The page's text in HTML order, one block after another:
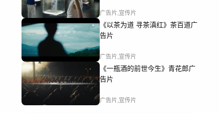
广告片,宣传片
《以茶为道 寻茶滇红》茶百道广
告片
广告片,宣传片
《一瓶酒的前世今生》青花郎广
告片
广告片,宣传片